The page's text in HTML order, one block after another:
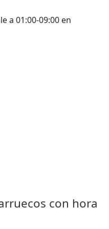
a 01:00-09:00 en
con hora